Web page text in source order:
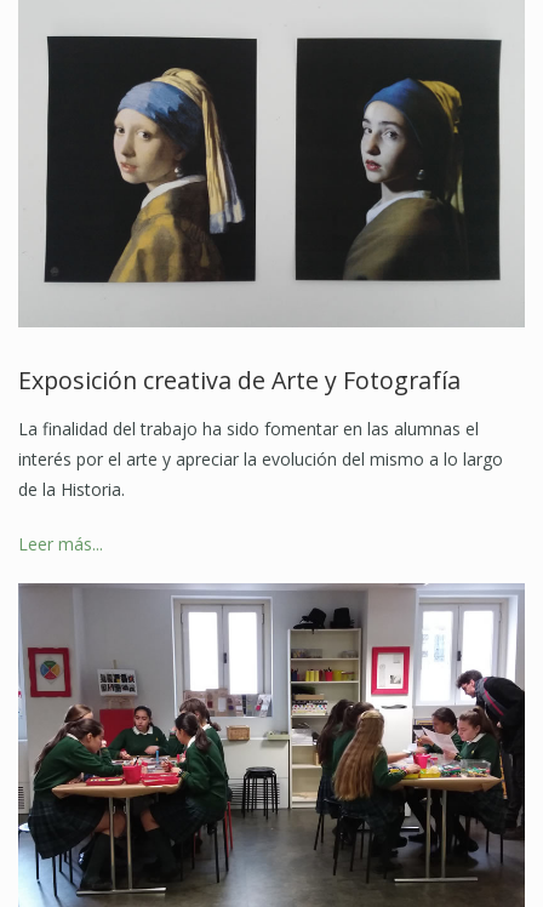
Exposición creativa de Arte y Fotografía
La finalidad del trabajo ha sido fomentar en las alumnas el
interés por el arte y apreciar la evolución del mismo a lo largo
de la Historia.
Leer más...